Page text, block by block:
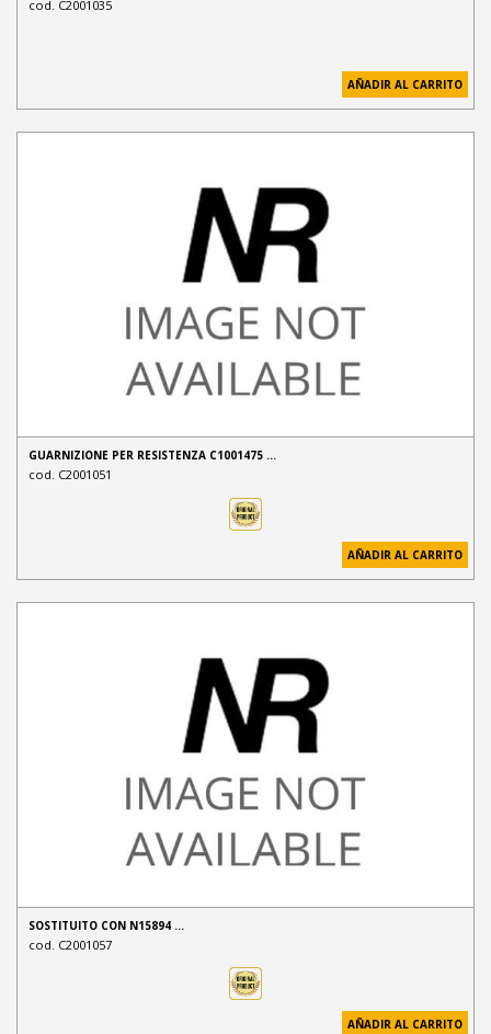
cod. C2001035
AÑADIR AL CARRITO
GUARNIZIONE PER RESISTENZA C1001475 …
cod. C2001051
AÑADIR AL CARRITO
SOSTITUITO CON N15894 …
cod. C2001057
AÑADIR AL CARRITO